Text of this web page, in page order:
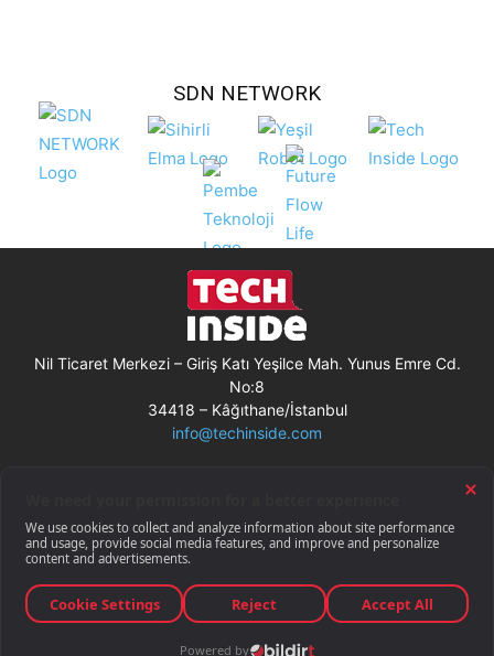
SDN NETWORK
Nil Ticaret Merkezi – Giriş Katı Yeşilce Mah. Yunus Emre Cd.
No:8
34418 – Kâğıthane/İstanbul
info@techinside.com
Gizlilik Bildirimi
RSS
© Techinside.com, İnternet Medyası